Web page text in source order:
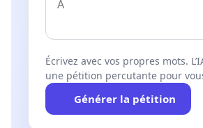
Écrivez avec vos propres mots.
une pétition percutante pour
Générer la pétition